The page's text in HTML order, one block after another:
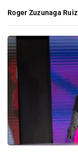
Roger Zuzunaga Ruiz